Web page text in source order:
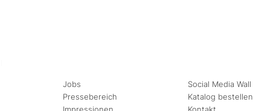
Jobs
Pressebereich
Social Media Wall
Katalog bestellen